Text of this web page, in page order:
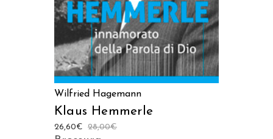
Wilfried Hagemann
Klaus Hemmerle
28,00€
26,60€